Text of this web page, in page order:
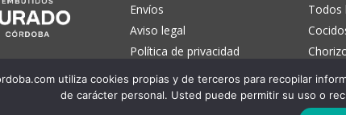
Envíos
Aviso legal
Política de privacidad
Condiciones de uso
Cláusula de consentimiento
Todos
Curados
Packs
utiliza cookies propias y de terceros para recopilar
de carácter personal. Usted puede permitir su uso o